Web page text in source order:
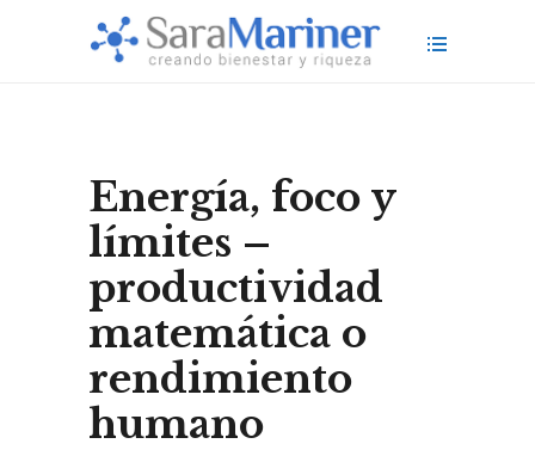
Energía, foco y
límites –
productividad
matemática o
rendimiento
humano